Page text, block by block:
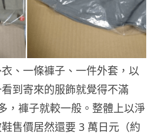
、一條褲子、一件外套，以
到寄來的服飾就覺得不滿
，褲子就較一般。整體上以淨
售價居然還要 3 萬日元（約